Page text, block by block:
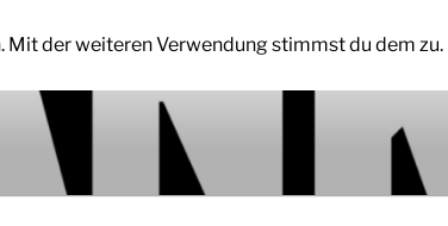
der weiteren Verwendung stimmst du dem zu.